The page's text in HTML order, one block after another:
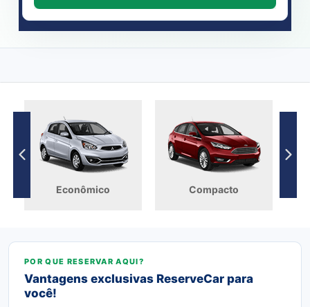
Econômico Compacto
Vantagens exclusivas ReserveCar para
você!